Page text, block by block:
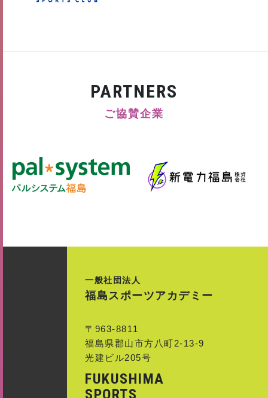
PARTNERS
ご協賛企業
一般社団法人
福島スポーツアカデミー
〒963-8811
福島県郡山市方八町2-13-9
光建ビル205号
FUKUSHIMA
SPORTS